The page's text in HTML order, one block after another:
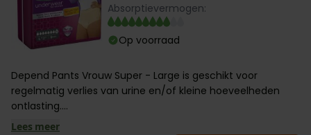
Absorptievermogen:
Op voorraad
Depend Pants Vrouw Super - Large is geschikt voor
regelmatig verlies van urine en/of kleine hoeveelheden
ontlasting....
Lees meer